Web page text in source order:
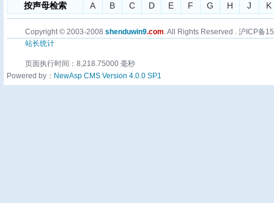
按声母检索
A B C D E F G H J K
Copyright © 2003-2008 shenduwin9.com. All Rights Reserved . 沪ICP备
站长统计
页面执行时间：8,218.75000 毫秒
Powered by： NewAsp CMS Version 4.0.0 SP1